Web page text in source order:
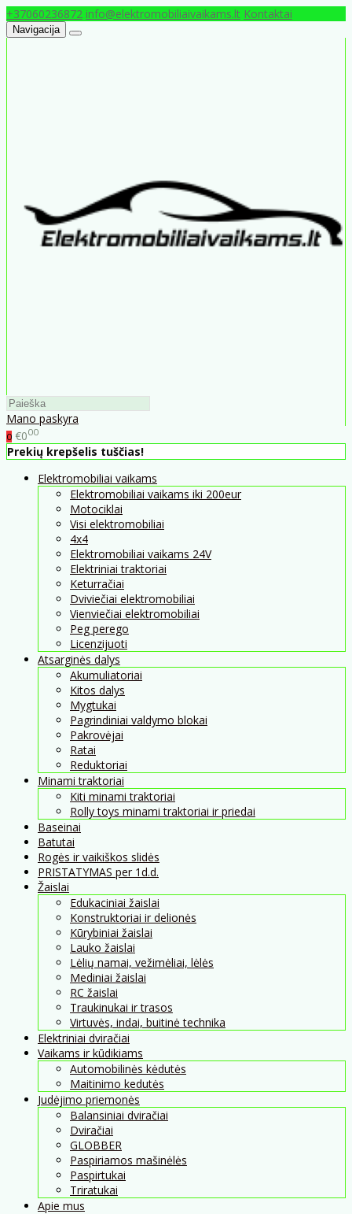
+37060236872 info@elektromobiliaivaikams.lt Kontaktai
Navigacija
Mano paskyra
0 €000
Prekių krepšelis tuščias!
Elektromobiliai vaikams
Elektromobiliai vaikams iki 200eur
Motociklai
Visi elektromobiliai
4x4
Elektromobiliai vaikams 24V
Elektriniai traktoriai
Keturračiai
Dviviečiai elektromobiliai
Vienviečiai elektromobiliai
Peg perego
Licenzijuoti
Atsarginės dalys
Akumuliatoriai
Kitos dalys
Mygtukai
Pagrindiniai valdymo blokai
Pakrovėjai
Ratai
Reduktoriai
Minami traktoriai
Kiti minami traktoriai
Rolly toys minami traktoriai ir priedai
Baseinai
Batutai
Rogės ir vaikiškos slidės
PRISTATYMAS per 1d.d.
Žaislai
Edukaciniai žaislai
Konstruktoriai ir delionės
Kūrybiniai žaislai
Lauko žaislai
Lėlių namai, vežimėliai, lėlės
Mediniai žaislai
RC žaislai
Traukinukai ir trasos
Virtuvės, indai, buitinė technika
Elektriniai dviračiai
Vaikams ir kūdikiams
Automobilinės kėdutės
Maitinimo kedutės
Judėjimo priemonės
Balansiniai dviračiai
Dviračiai
GLOBBER
Paspiriamos mašinėlės
Paspirtukai
Triratukai
Apie mus